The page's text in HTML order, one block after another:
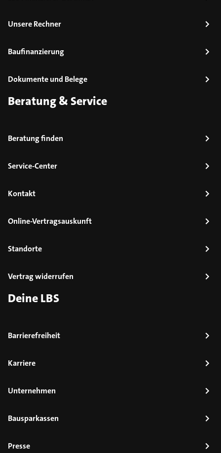
Unsere Rechner
Baufinanzierung
Dokumente und Belege
Beratung & Service
Beratung finden
Service-Center
Kontakt
Online-Vertragsauskunft
Standorte
Vertrag widerrufen
Deine LBS
Barrierefreiheit
Karriere
Unternehmen
Bausparkassen
Presse